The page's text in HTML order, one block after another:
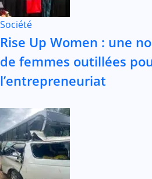
Société
Rise Up Women : une
de femmes outillées
l’entrepreneuriat